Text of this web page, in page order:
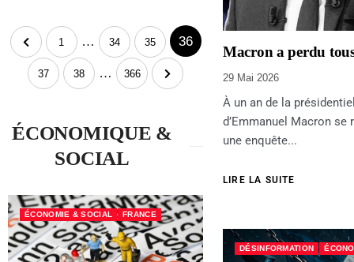
1 … 34 35 36
37 38 … 366
ÉCONOMIQUE &
SOCIAL
ÉCONOMIE & SOCIAL FRANCE
Macron a perdu
29 Mai 2026
À un an de la
d’Emmanuel Macron
une enquête...
LIRE LA SUITE
DÉSINFORMATION